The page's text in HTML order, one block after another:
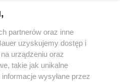
partnerów oraz inne
uzyskujemy dostęp i
urządzeniu oraz
takie jak unikalne
wysyłane przez